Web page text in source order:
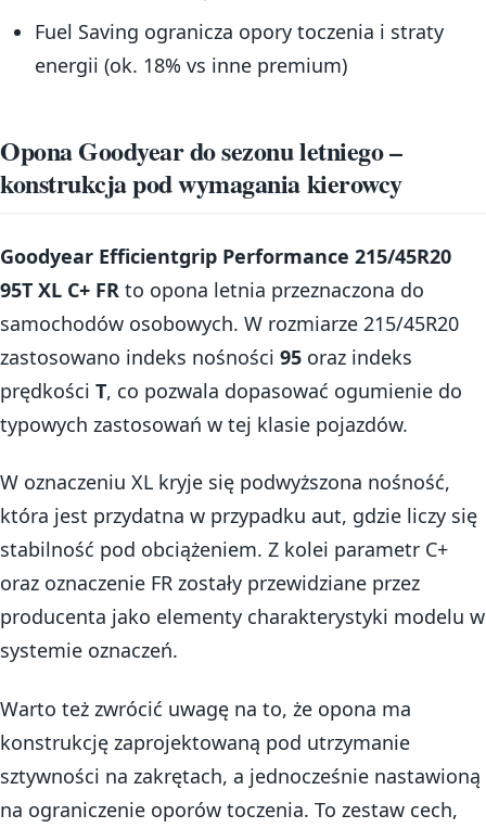
Fuel Saving ogranicza opory toczenia i straty
energii (ok. 18% vs inne premium)
Opona Goodyear do sezonu letniego –
konstrukcja pod wymagania kierowcy
Goodyear Efficientgrip Performance 215/45R20
95T XL C+ FR to opona letnia przeznaczona do
samochodów osobowych. W rozmiarze 215/45R20
zastosowano indeks nośności 95 oraz indeks
prędkości T, co pozwala dopasować ogumienie do
typowych zastosowań w tej klasie pojazdów.
W oznaczeniu XL kryje się podwyższona nośność,
która jest przydatna w przypadku aut, gdzie liczy się
stabilność pod obciążeniem. Z kolei parametr C+
oraz oznaczenie FR zostały przewidziane przez
producenta jako elementy charakterystyki modelu w
systemie oznaczeń.
Warto też zwrócić uwagę na to, że opona ma
konstrukcję zaprojektowaną pod utrzymanie
sztywności na zakrętach, a jednocześnie nastawioną
na ograniczenie oporów toczenia. To zestaw cech,